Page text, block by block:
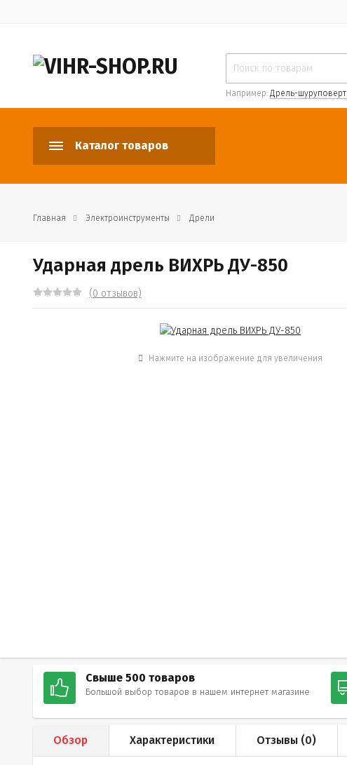
Например: Дрель-шуруповерт
Каталог товаров
Главная Электроинструменты Дрели
Ударная дрель ВИХРЬ ДУ-850
(0 отзывов)
Нажмите на изображение для увеличения
Свыше 500 товаров
Большой выбор товаров в нашем интернет магазине
Обзор Характеристики Отзывы (0)